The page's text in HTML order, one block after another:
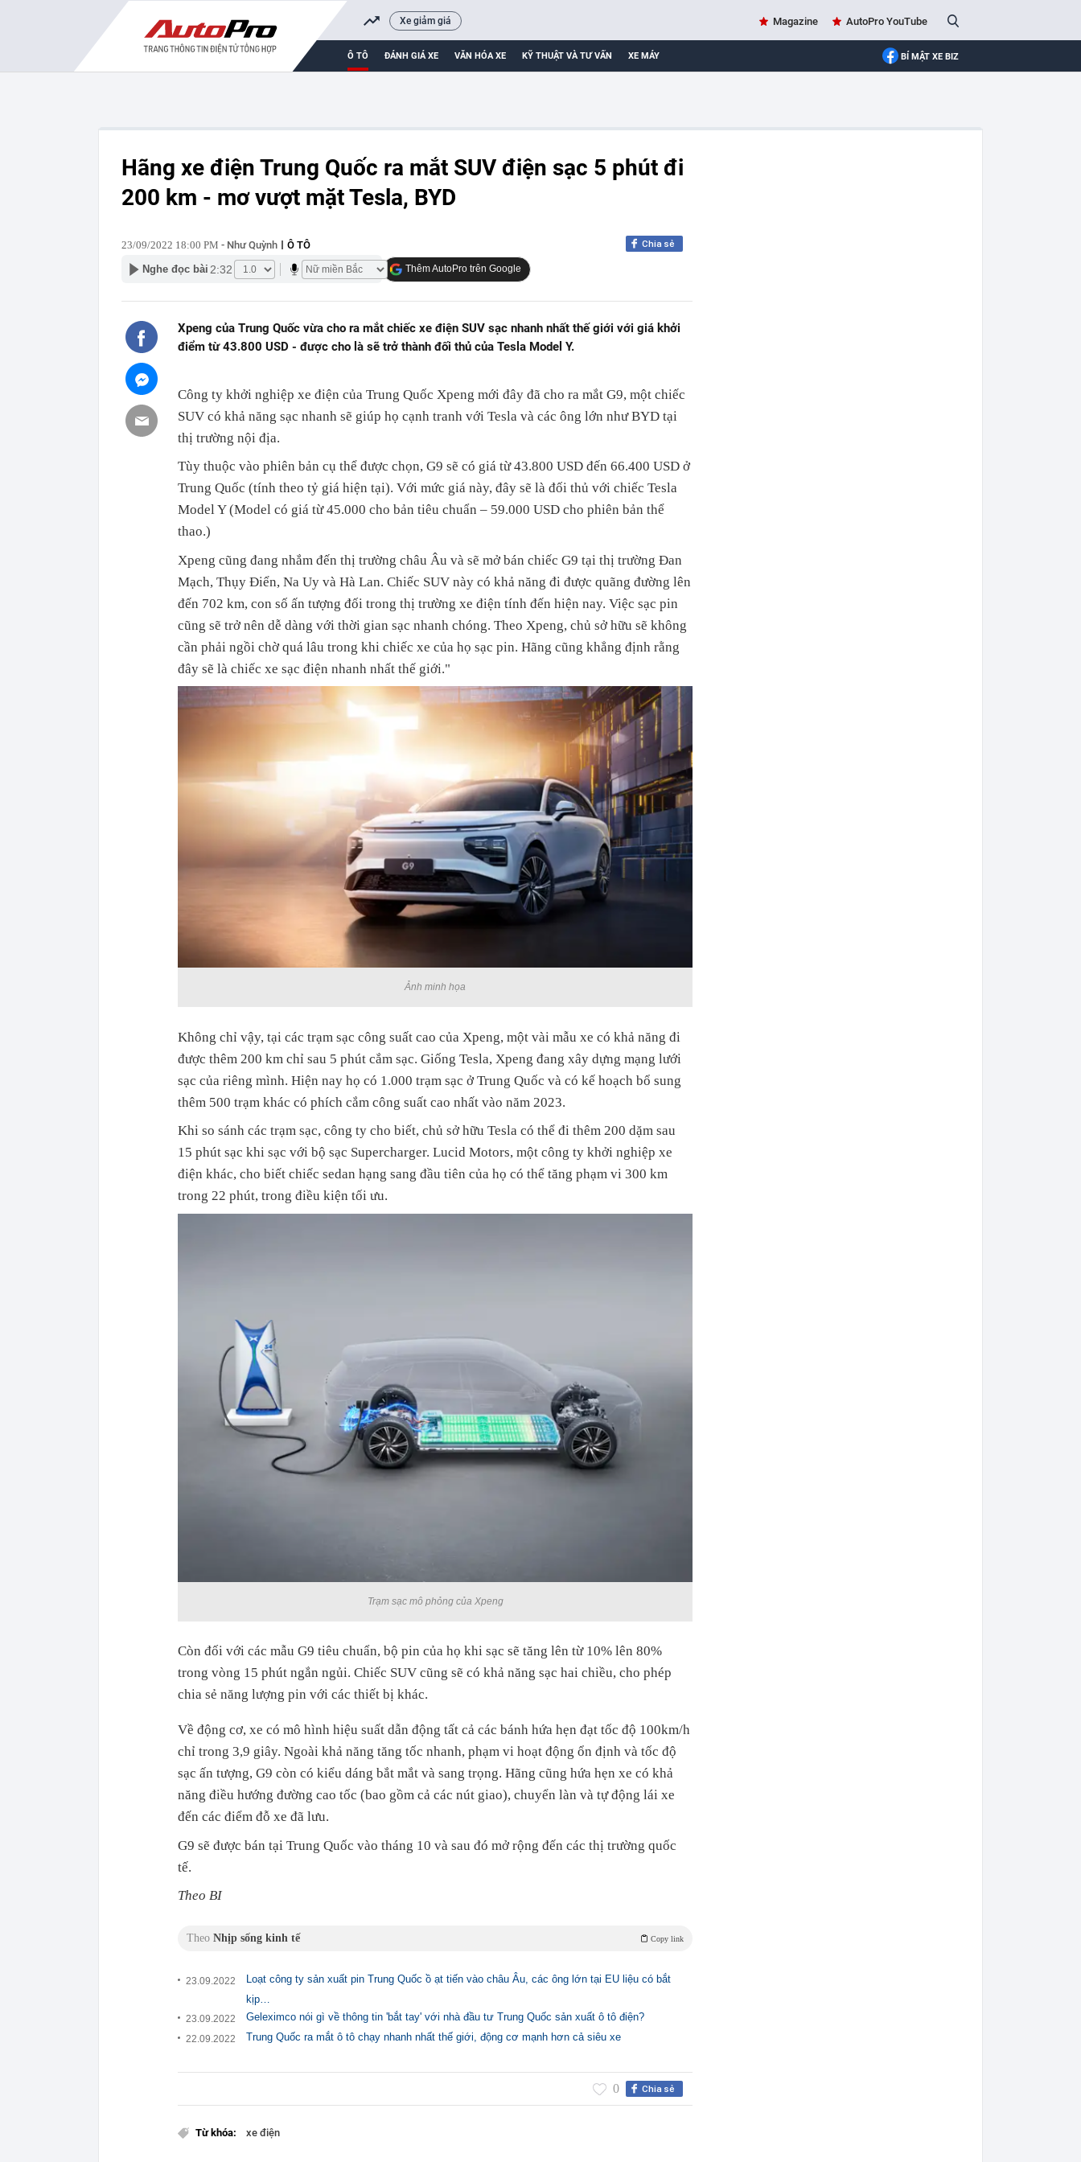
Xe giảm giá Magazine AutoPro YouTube
Ô TÔ ĐÁNH GIÁ XE VĂN HÓA XE KỸ THUẬT VÀ TƯ VẤN XE MÁY BÍ MẬT XE BIZ
Hãng xe điện Trung Quốc ra mắt SUV điện sạc 5 phút đi
200 km - mơ vượt mặt Tesla, BYD
23/09/2022 18:00 PM - Như Quỳnh Ô TÔ Chia sẻ
Thêm AutoPro trên Google
Nghe đọc bài 2:32
Xpeng của Trung Quốc vừa cho ra mắt chiếc xe điện SUV sạc nhanh nhất thế giới với giá khởi
điểm từ 43.800 USD - được cho là sẽ trở thành đối thủ của Tesla Model Y.
Công ty khởi nghiệp xe điện của Trung Quốc Xpeng mới đây đã cho ra mắt G9, một chiếc
SUV có khả năng sạc nhanh sẽ giúp họ cạnh tranh với Tesla và các ông lớn như BYD tại
thị trường nội địa.
Tùy thuộc vào phiên bản cụ thể được chọn, G9 sẽ có giá từ 43.800 USD đến 66.400 USD ở
Trung Quốc (tính theo tỷ giá hiện tại). Với mức giá này, đây sẽ là đối thủ với chiếc Tesla
Model Y (Model có giá từ 45.000 cho bản tiêu chuẩn – 59.000 USD cho phiên bản thể
thao.)
Xpeng cũng đang nhắm đến thị trường châu Âu và sẽ mở bán chiếc G9 tại thị trường Đan
Mạch, Thụy Điển, Na Uy và Hà Lan. Chiếc SUV này có khả năng đi được quãng đường lên
đến 702 km, con số ấn tượng đối trong thị trường xe điện tính đến hiện nay. Việc sạc pin
cũng sẽ trở nên dễ dàng với thời gian sạc nhanh chóng. Theo Xpeng, chủ sở hữu sẽ không
cần phải ngồi chờ quá lâu trong khi chiếc xe của họ sạc pin. Hãng cũng khẳng định rằng
đây sẽ là chiếc xe sạc điện nhanh nhất thế giới."
Ảnh minh họa
Không chỉ vậy, tại các trạm sạc công suất cao của Xpeng, một vài mẫu xe có khả năng đi
được thêm 200 km chỉ sau 5 phút cắm sạc. Giống Tesla, Xpeng đang xây dựng mạng lưới
sạc của riêng mình. Hiện nay họ có 1.000 trạm sạc ở Trung Quốc và có kế hoạch bổ sung
thêm 500 trạm khác có phích cắm công suất cao nhất vào năm 2023.
Khi so sánh các trạm sạc, công ty cho biết, chủ sở hữu Tesla có thể đi thêm 200 dặm sau
15 phút sạc khi sạc với bộ sạc Supercharger. Lucid Motors, một công ty khởi nghiệp xe
điện khác, cho biết chiếc sedan hạng sang đầu tiên của họ có thể tăng phạm vi 300 km
trong 22 phút, trong điều kiện tối ưu.
Trạm sạc mô phỏng của Xpeng
Còn đối với các mẫu G9 tiêu chuẩn, bộ pin của họ khi sạc sẽ tăng lên từ 10% lên 80%
trong vòng 15 phút ngắn ngủi. Chiếc SUV cũng sẽ có khả năng sạc hai chiều, cho phép
chia sẻ năng lượng pin với các thiết bị khác.
Về động cơ, xe có mô hình hiệu suất dẫn động tất cả các bánh hứa hẹn đạt tốc độ 100km/h
chỉ trong 3,9 giây. Ngoài khả năng tăng tốc nhanh, phạm vi hoạt động ổn định và tốc độ
sạc ấn tượng, G9 còn có kiểu dáng bắt mắt và sang trọng. Hãng cũng hứa hẹn xe có khả
năng điều hướng đường cao tốc (bao gồm cả các nút giao), chuyển làn và tự động lái xe
đến các điểm đỗ xe đã lưu.
G9 sẽ được bán tại Trung Quốc vào tháng 10 và sau đó mở rộng đến các thị trường quốc
tế.
Theo BI
Theo Nhịp sống kinh tế Copy link
23.09.2022
Loạt công ty sản xuất pin Trung Quốc ồ ạt tiến vào châu Âu, các ông lớn tại EU liệu có bắt
kịp…
23.09.2022 Geleximco nói gì về thông tin 'bắt tay' với nhà đầu tư Trung Quốc sản xuất ô tô điện?
22.09.2022 Trung Quốc ra mắt ô tô chạy nhanh nhất thế giới, động cơ mạnh hơn cả siêu xe
Chia sẻ
0
Từ khóa: xe điện